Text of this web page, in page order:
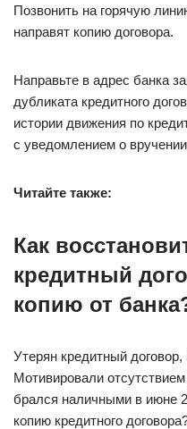
Позвонить на горячую
направят копию договора.
Направьте в адрес банка
дубликата кредитного
истории движения по
с уведомлением о
Читайте также:
Как
кредитный
копию от
Утерян кредитный договор,
Мотивировали
брался наличными в июне
копию кредитного